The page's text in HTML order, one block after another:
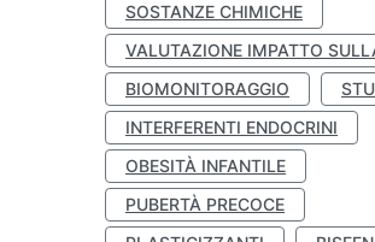
SOSTANZE CHIMICHE
VALUTAZIONE IMPATTO
BIOMONITORAGGIO
INTERFERENTI ENDOCRINI
OBESITÀ INFANTILE
PUBERTÀ PRECOCE